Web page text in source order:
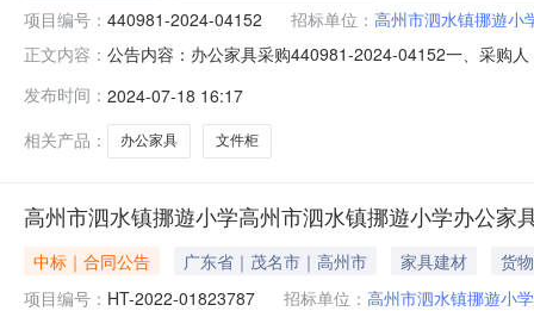
项目编号： 440981-2024-04152 招标单位： 高州市泗水镇挪遊小
正文内容： 公告内容：办公家具采购440981-2024-04152一、采购
发布时间： 2024-07-18 16:17
相关产品：
办公家具 文件柜
高州市泗水镇挪遊小学高州市泗水镇挪遊小学办公家
中标｜合同公告 广东省｜茂名市｜高州市 家具建材
货物
项目编号： HT-2022-01823787 招标单位： 高州市泗水镇挪遊小学